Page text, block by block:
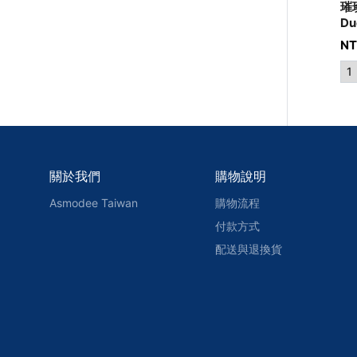
璀
關於我們
Asmodee Taiwan
購物說明
購物流程
付款方式
配送與退換貨